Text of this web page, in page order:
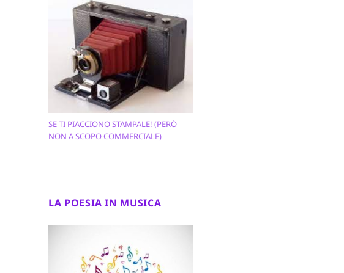
SE TI PIACCIONO STAMPALE! (PERÒ
NON A SCOPO COMMERCIALE)
LA POESIA IN MUSICA